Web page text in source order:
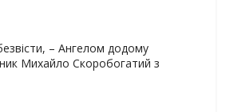
– Ангелом додому
Михайло Скоробогатий з